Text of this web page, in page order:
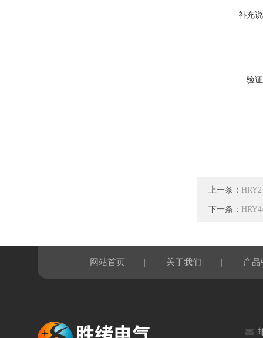
补充
验
上一条：
下一条：
网站首页 | 关于我们 | 产品